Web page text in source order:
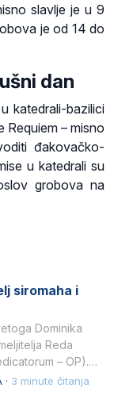
slavlje je u 9
je od 14 do
dan
katedrali-bazilici
– misno
đakovačko-
u katedrali su
grobova na
siromaha i
Dominika
Reda
– OP).
prema
3 minute čitanja